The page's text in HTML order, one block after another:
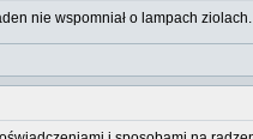
nie wspomniał o lampach